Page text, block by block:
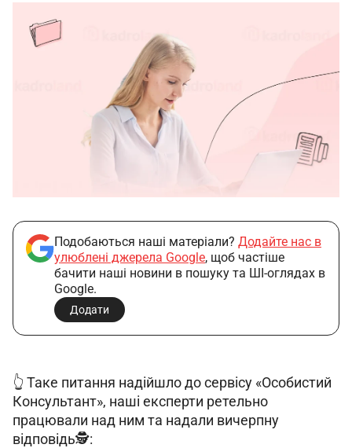
Подобаються наші матеріали? Додайте нас в
улюблені джерела Google, щоб частіше
бачити наші новини в пошуку та ШІ-оглядах в
Google.
Додати
👆 Таке питання надійшло до сервісу «Особистий
Консультант», наші експерти ретельно
працювали над ним та надали вичерпну
відповідь🕵️: